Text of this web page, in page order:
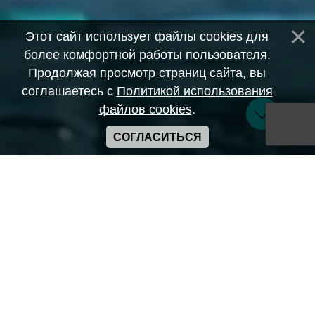
Этот сайт использует файлы cookies для
более комфортной работы пользователя.
Продолжая просмотр страниц сайта, вы
соглашаетесь с Политикой использования
файлов cookies.
СОГЛАСИТЬСЯ